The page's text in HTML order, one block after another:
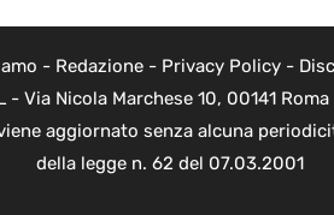
- Redazione- Privacy Policy-
Nicola Marchese 10, 00141
aggiornato senza alcuna
della legge n. 62 del 07.03.2001